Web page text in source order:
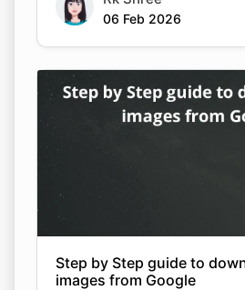
06 Feb 2026
Step by Step guide to
images from Google